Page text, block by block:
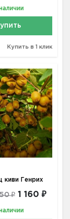
Купить в 1 клик
киви Генрих
₽ 1 160 ₽